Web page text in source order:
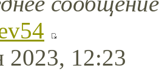
2023, 12:23